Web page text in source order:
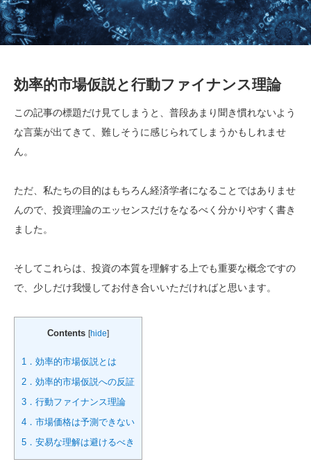
効率的市場仮説と行動ファイナンス理論
この記事の標題だけ見てしまうと、普段あまり聞き慣れないよう
な言葉が出てきて、難しそうに感じられてしまうかもしれませ
ん。
ただ、私たちの目的はもちろん経済学者になることではありませ
んので、投資理論のエッセンスだけをなるべく分かりやすく書き
ました。
そしてこれらは、投資の本質を理解する上でも重要な概念ですの
で、少しだけ我慢してお付き合いいただければと思います。
Contents [hide]
1．効率的市場仮説とは
2．効率的市場仮説への反証
3．行動ファイナンス理論
4．市場価格は予測できない
5．安易な理解は避けるべき